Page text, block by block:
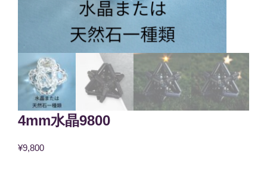
4mm水晶9800
¥9,800